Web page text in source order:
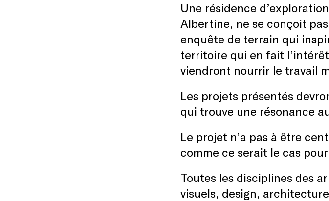
Une résidence
Albertine, ne se conçoit
enquête de terrain qui
territoire qui en fait
viendront nourrir le travail
Les projets présentés
qui trouve une résonance
Le projet n’a pas à être
comme ce serait le cas
Toutes les disciplines des
visuels, design,